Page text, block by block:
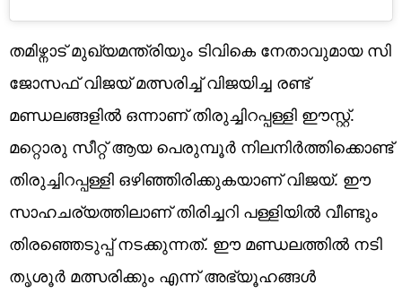
തമിഴ്നാട് മുഖ്യമന്ത്രിയും ടിവികെ നേതാവുമായ സി
ജോസഫ് വിജയ് മത്സരിച്ച് വിജയിച്ച രണ്ട്
മണ്ഡലങ്ങളിൽ ഒന്നാണ് തിരുച്ചിറപ്പള്ളി ഈസ്റ്റ്.
മറ്റൊരു സീറ്റ് ആയ പെരുമ്പൂർ നിലനിർത്തിക്കൊണ്ട്
തിരുച്ചിറപ്പള്ളി ഒഴിഞ്ഞിരിക്കുകയാണ് വിജയ്. ഈ
സാഹചര്യത്തിലാണ് തിരിച്ചറി പള്ളിയിൽ വീണ്ടും
തിരഞ്ഞെടുപ്പ് നടക്കുന്നത്. ഈ മണ്ഡലത്തിൽ നടി
തൃശൂർ മത്സരിക്കും എന്ന് അഭ്യൂഹങ്ങൾ